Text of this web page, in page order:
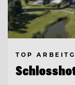
TOP